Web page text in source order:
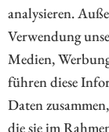
analysieren.
Verwendung
Medien,
führen diese
Daten
die sie im
//
Investoren und
und